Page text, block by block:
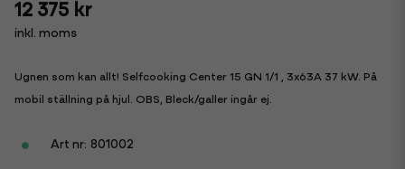
12 375 kr
inkl. moms
Ugnen som kan allt! Selfcooking Center 15 GN 1/1 , 3x63A 37 kW. På
mobil ställning på hjul. OBS, Bleck/galler ingår ej.
801002